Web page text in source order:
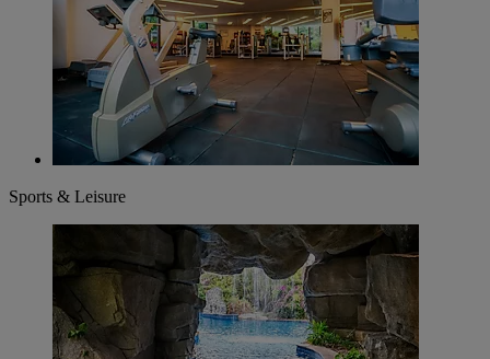
Sports & Leisure